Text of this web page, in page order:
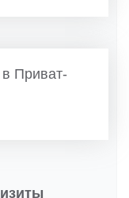
в Приват-